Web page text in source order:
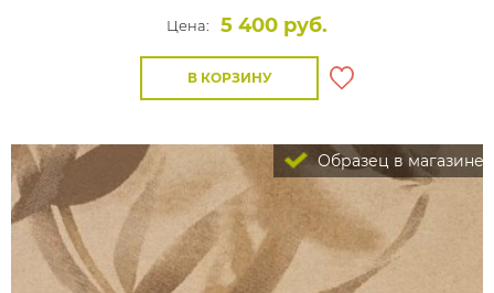
Цена:
5 400 руб.
В КОРЗИНУ
Образец в магазине